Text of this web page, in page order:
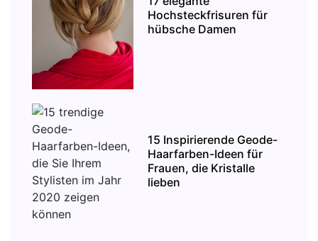
Hochsteckfrisuren für
hübsche Damen
15 Inspirierende Geode-
Haarfarben-Ideen für
Frauen, die Kristalle
lieben